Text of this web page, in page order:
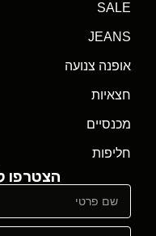
SALE
JEANS
אופנה צנועה
חצאיות
מכנסיים
חליפות
הצטרפו